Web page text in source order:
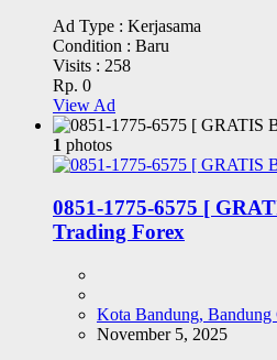
Ad Type : Kerjasama
Condition : Baru
Visits : 258
Rp. 0
View Ad
1 photos
0851-1775-6575 [
Trading Forex
Kota Bandung, Bandung
November 5, 2025